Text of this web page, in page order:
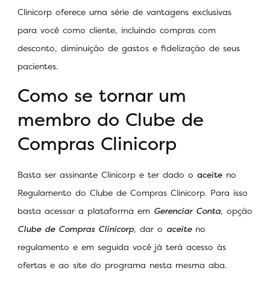
Clinicorp oferece uma série de vantagens exclusivas
para você como cliente, incluindo compras com
desconto, diminuição de gastos e fidelização de seus
pacientes.
Como se tornar um
membro do Clube de
Compras Clinicorp
Basta ser assinante Clinicorp e ter dado o aceite no
Regulamento do Clube de Compras Clinicorp. Para isso
basta acessar a plataforma em Gerenciar Conta, opção
Clube de Compras Clinicorp, dar o aceiteno
regulamento e em seguida você já terá acesso às
ofertas e ao site do programa nesta mesma aba.